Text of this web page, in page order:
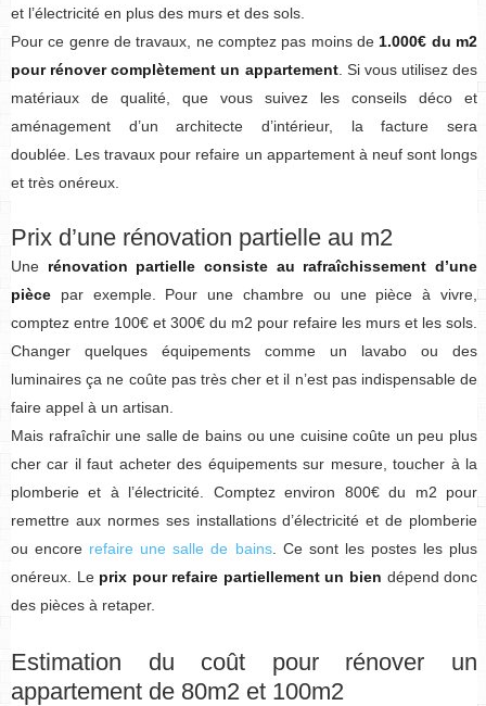
et l’électricité en plus des murs et des sols.
Pour ce genre de travaux, ne comptez pas moins de 1.000€ du m2
pour rénover complètement un appartement. Si vous utilisez des
matériaux de qualité, que vous suivez les conseils déco et
aménagement d’un architecte d’intérieur, la facture sera
doublée. Les travaux pour refaire un appartement à neuf sont longs
et très onéreux.
Prix d’une rénovation partielle au m2
Une rénovation partielle consiste au rafraîchissement d’une
pièce
par exemple. Pour une chambre ou une pièce à vivre,
comptez entre 100€ et 300€ du m2 pour refaire les murs et les sols.
Changer quelques équipements comme un lavabo ou des
luminaires ça ne coûte pas très cher et il n’est pas indispensable de
faire appel à un artisan.
Mais rafraîchir une salle de bains ou une cuisine coûte un peu plus
cher car il faut acheter des équipements sur mesure, toucher à la
plomberie et à l’électricité. Comptez environ 800€ du m2 pour
remettre aux normes ses installations d’électricité et de plomberie
ou encore refaire une salle de bains. Ce sont les postes les plus
onéreux. Le prix pour refaire partiellement un bien dépend donc
des pièces à retaper.
Estimation du coût pour rénover un
appartement de 80m2 et 100m2